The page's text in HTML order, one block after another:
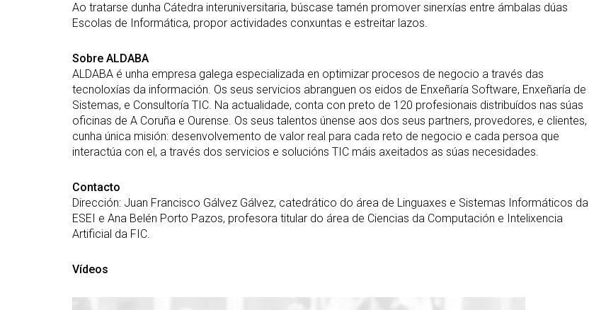
Ao tratarse dunha Cátedra interuniversitaria, búscase tamén promover sinerxías entre ámbalas dúas
Escolas de Informática, propor actividades conxuntas e estreitar lazos.
Sobre ALDABA
ALDABA é unha empresa galega especializada en optimizar procesos de negocio a través das
tecnoloxías da información. Os seus servicios abranguen os eidos de Enxeñaría Software, Enxeñaría de
Sistemas, e Consultoría TIC. Na actualidade, conta con preto de 120 profesionais distribuídos nas súas
oficinas de A Coruña e Ourense. Os seus talentos únense aos dos seus partners, provedores, e clientes,
cunha única misión: desenvolvemento de valor real para cada reto de negocio e cada persoa que
interactúa con el, a través dos servicios e solucións TIC máis axeitados as súas necesidades.
Contacto
Dirección: Juan Francisco Gálvez Gálvez, catedrático do área de Linguaxes e Sistemas Informáticos da
ESEI e Ana Belén Porto Pazos, profesora titular do área de Ciencias da Computación e Intelixencia
Artificial da FIC.
Vídeos